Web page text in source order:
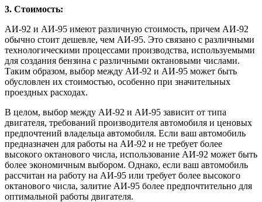
3. Стоимость:
АИ-92 и АИ-95 имеют различную стоимость, причем АИ-92
обычно стоит дешевле, чем АИ-95. Это связано с различными
технологическими процессами производства, используемыми
для создания бензина с различными октановыми числами.
Таким образом, выбор между АИ-92 и АИ-95 может быть
обусловлен их стоимостью, особенно при значительных
проездных расходах.
В целом, выбор между АИ-92 и АИ-95 зависит от типа
двигателя, требований производителя автомобиля и ценовых
предпочтений владельца автомобиля. Если ваш автомобиль
предназначен для работы на АИ-92 и не требует более
высокого октанового числа, использование АИ-92 может быть
более экономичным выбором. Однако, если ваш автомобиль
рассчитан на работу на АИ-95 или требует более высокого
октанового числа, залитие АИ-95 более предпочтительно для
оптимальной работы двигателя.